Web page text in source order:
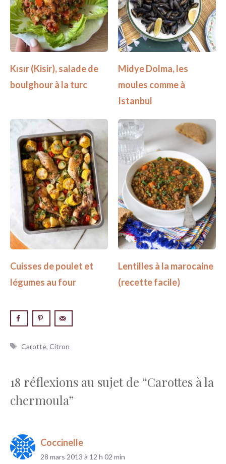
Kısır (Kisir), salade de
boulghour à la turc
Midye Dolma, les
moules comme à
Istanbul
Cuisses de poulet et
légumes au four
Lentilles à la marocaine
(recette facile)
Étiquettes
Carotte,Citron
18 réflexions au sujet de “Carottes à la
chermoula”
Coccinelle
28 mars 2013 à 12 h 02 min